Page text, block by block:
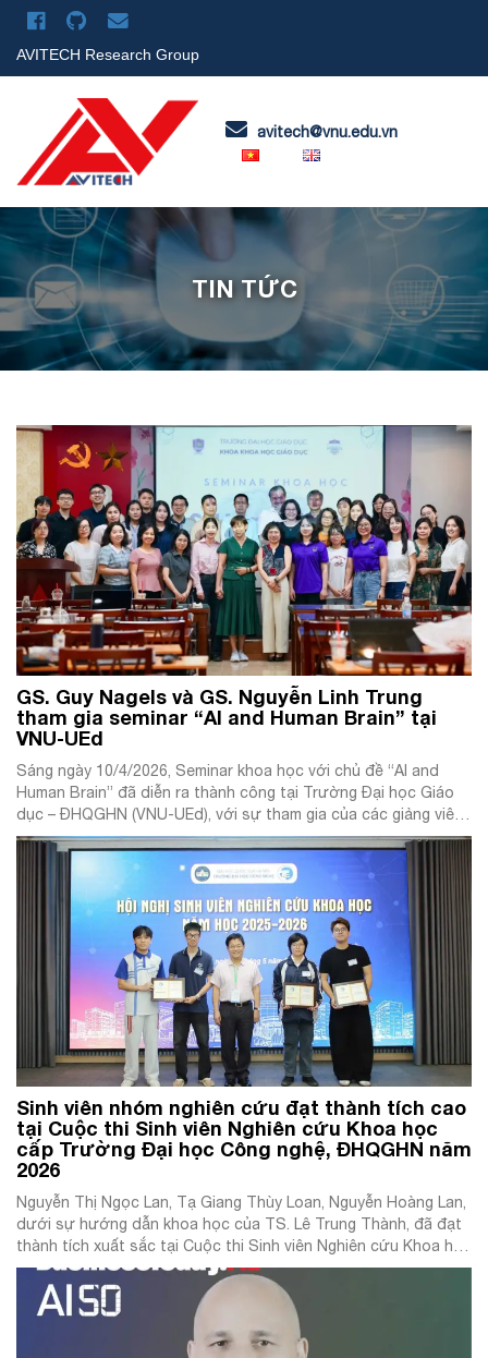
AVITECH Research Group
avitech@vnu.edu.vn
TIN TỨC
GS. Guy Nagels và GS. Nguyễn Linh Trung
tham gia seminar “AI and Human Brain” tại
VNU-UEd
Sáng ngày 10/4/2026, Seminar khoa học với chủ đề “AI and
Human Brain” đã diễn ra thành công tại Trường Đại học Giáo
dục – ĐHQGHN (VNU-UEd), với sự tham gia của các giảng viên,
nhà nghiên cứu và học viên, nghiên cứu sinh của trường.
Chương trình ghi dấu ấn với hai bài thuyết […]
Sinh viên nhóm nghiên cứu đạt thành tích cao
tại Cuộc thi Sinh viên Nghiên cứu Khoa học
cấp Trường Đại học Công nghệ, ĐHQGHN năm
2026
Nguyễn Thị Ngọc Lan, Tạ Giang Thùy Loan, Nguyễn Hoàng Lan,
dưới sự hướng dẫn khoa học của TS. Lê Trung Thành, đã đạt
thành tích xuất sắc tại Cuộc thi Sinh viên Nghiên cứu Khoa học
cấp Trường Đại học Công nghệ, ĐHQGHN năm 2026, với 01
Giải Nhất và 01 Giải Nhì, ghi […]